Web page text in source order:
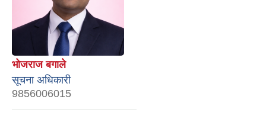
भोजराज बगाले
सूचना अधिकारी
9856006015